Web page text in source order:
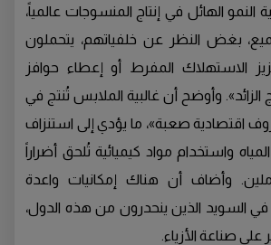
النمو الهائل في إنتاج المنسوجات عالمياً،
بغض النظر عن خلفياتهم، يتحملون
الاستهلاك المفرط أو إعطاء حوافز
الزائد». وأوضح أن غالبية الملابس تُنتج في
اقتصادية صعبة»، ما يؤدي إلى استنزاف
واستخدام مواد كيميائية تُلحق أضراراً
وأضاف أن هناك إمكانيات واعدة
السويد الذين ينحدرون من هذه الدول،
على صناعة الأزياء.